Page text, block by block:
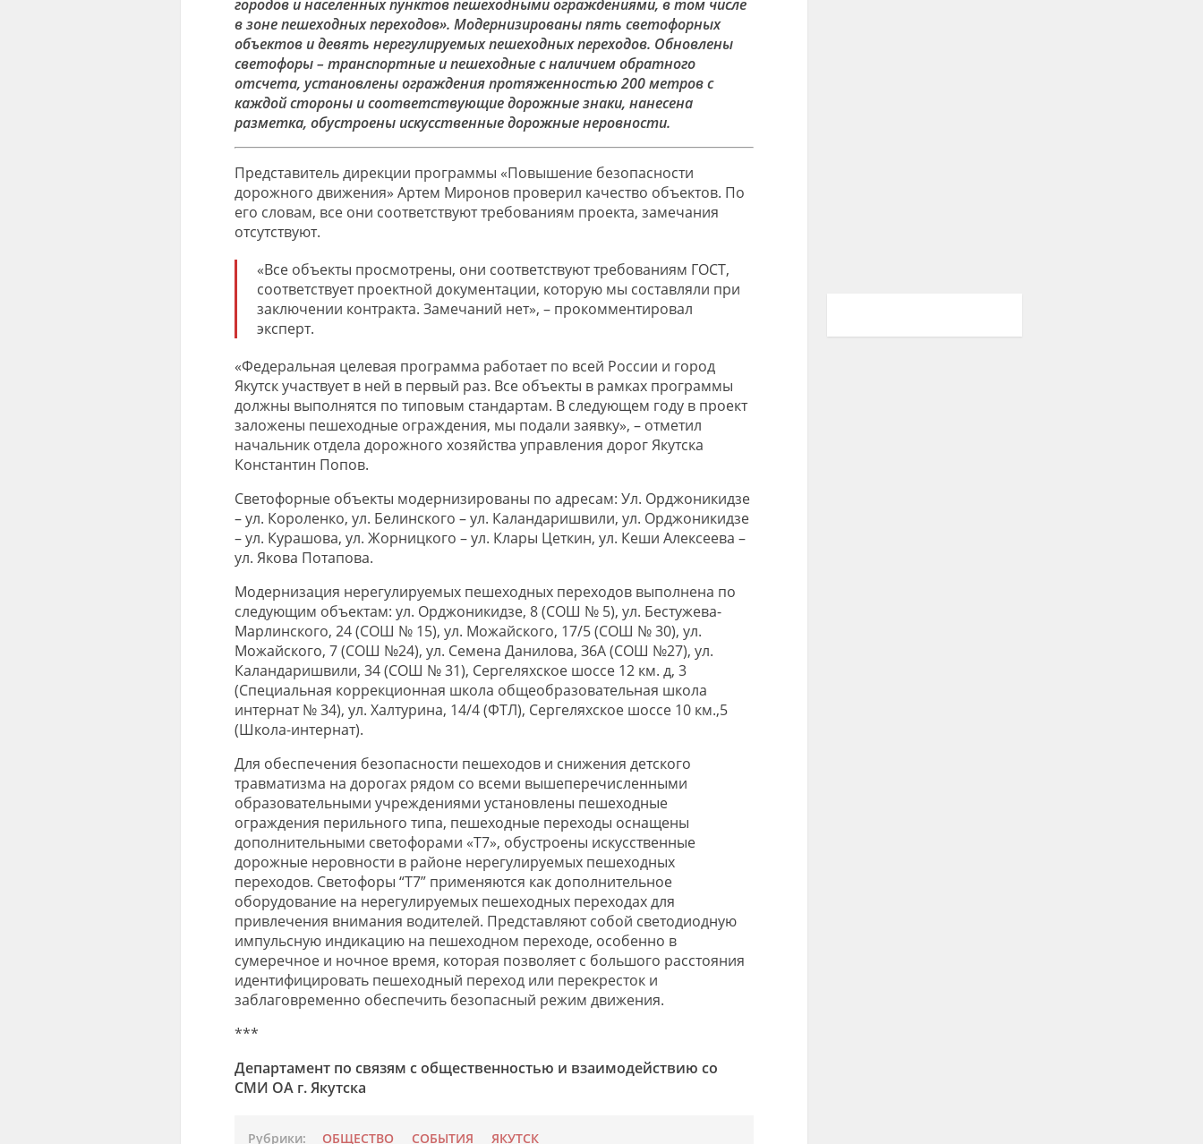
городов и населенных пунктов пешеходными ограждениями, в том числе
в зоне пешеходных переходов». Модернизированы пять светофорных
объектов и девять нерегулируемых пешеходных переходов. Обновлены
светофоры – транспортные и пешеходные с наличием обратного
отсчета, установлены ограждения протяженностью 200 метров с
каждой стороны и соответствующие дорожные знаки, нанесена
разметка, обустроены искусственные дорожные неровности.
Представитель дирекции программы «Повышение безопасности
дорожного движения» Артем Миронов проверил качество объектов. По
его словам, все они соответствуют требованиям проекта, замечания
отсутствуют.
«Все объекты просмотрены, они соответствуют требованиям ГОСТ,
соответствует проектной документации, которую мы составляли при
заключении контракта. Замечаний нет», – прокомментировал
эксперт.
«Федеральная целевая программа работает по всей России и город
Якутск участвует в ней в первый раз. Все объекты в рамках программы
должны выполнятся по типовым стандартам. В следующем году в проект
заложены пешеходные ограждения, мы подали заявку», – отметил
начальник отдела дорожного хозяйства управления дорог Якутска
Константин Попов.
Светофорные объекты модернизированы по адресам: Ул. Орджоникидзе
– ул. Короленко, ул. Белинского – ул. Каландаришвили, ул. Орджоникидзе
– ул. Курашова, ул. Жорницкого – ул. Клары Цеткин, ул. Кеши Алексеева –
ул. Якова Потапова.
Модернизация нерегулируемых пешеходных переходов выполнена по
следующим объектам: ул. Орджоникидзе, 8 (СОШ № 5), ул. Бестужева-
Марлинского, 24 (СОШ № 15), ул. Можайского, 17/5 (СОШ № 30), ул.
Можайского, 7 (СОШ №24), ул. Семена Данилова, З6А (СОШ №27), ул.
Каландаришвили, 34 (СОШ № 31), Сергеляхское шоссе 12 км. д, 3
(Специальная коррекционная школа общеобразовательная школа
интернат № 34), ул. Халтурина, 14/4 (ФТЛ), Сергеляхское шоссе 10 км.,5
(Школа-интернат).
Для обеспечения безопасности пешеходов и снижения детского
травматизма на дорогах рядом со всеми вышеперечисленными
образовательными учреждениями установлены пешеходные
ограждения перильного типа, пешеходные переходы оснащены
дополнительными светофорами «Т7», обустроены искусственные
дорожные неровности в районе нерегулируемых пешеходных
переходов. Светофоры “Т7” применяются как дополнительное
оборудование на нерегулируемых пешеходных переходах для
привлечения внимания водителей. Представляют собой светодиодную
импульсную индикацию на пешеходном переходе, особенно в
сумеречное и ночное время, которая позволяет с большого расстояния
идентифицировать пешеходный переход или перекресток и
заблаговременно обеспечить безопасный режим движения.
***
Департамент по связям с общественностью и взаимодействию со
СМИ ОА г. Якутска
Рубрики: ОБЩЕСТВО СОБЫТИЯ ЯКУТСК